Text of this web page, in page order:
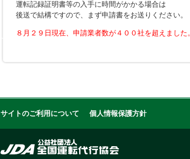
運転記録証明書等の入手に時間がかかる場合は
後送で結構ですので、まず申請書をお送りください。
８月２９日現在、申請業者数が４００社を超えました
サイトのご利用について 個人情報保護方針